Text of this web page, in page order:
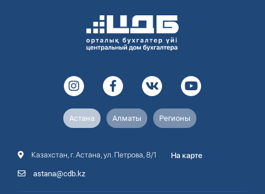
Астана Алматы Регионы
Казахстан, г. Астана, ул. Петрова, 8/1
astana@cdb.kz
На карте